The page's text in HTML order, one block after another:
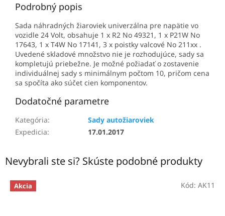
Podrobný popis
Sada náhradných žiaroviek univerzálna pre napätie vo
vozidle 24 Volt, obsahuje 1 x R2 No 49321, 1 x P21W No
17643, 1 x T4W No 17141, 3 x poistky valcové No 211xx .
Uvedené skladové množstvo nie je rozhodujúce, sady sa
kompletujú priebežne. Je možné požiadať o zostavenie
individuálnej sady s minimálnym počtom 10, pričom cena
sa spočíta ako súčet cien komponentov.
Dodatočné parametre
Kategória:
Sady autožiaroviek
Expedicia: 17.01.2017
Nevybrali ste si? Skúste podobné produkty
Akcia Kód: AK11